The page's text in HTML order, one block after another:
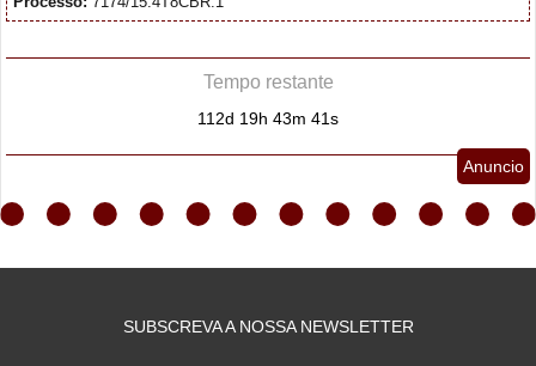
Tempo restante
112d 19h 43m 40s
Anuncio
SUBSCREVA A NOSSA NEWSLETTER